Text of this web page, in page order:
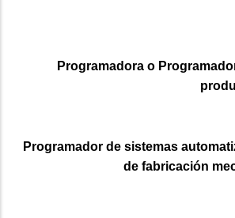
Programadora o
Programador de sistemas
de fabricación